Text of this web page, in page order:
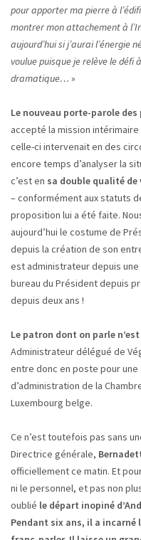
pour apporter ma pierre à
montrer mon attachement à
aujourd’hui si j’aurai l’énergie
voulue puisque je relève le défi
dramatique… »
Le nouveau porte-parole
accepté la mission
celle-ci intervenait en des
encore temps d’analyser la
c’est en sa double qualité
– conformément aux statuts
proposition lui a été faite.
aujourd’hui le costume de
depuis la création de son
est administrateur depuis une
bureau du Président depuis
depuis deux ans !
Le patron dont on parle
Administrateur délégué de
entre donc en poste pour
d’administration de la
Luxembourg belge.
Ce n’est toutefois pas sans
Directrice générale,
officiellement ce matin. Et
ni le personnel, et pas non
oublié le départ inopiné
Pendant six ans, il a incarné